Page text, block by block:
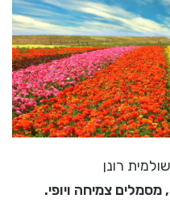
רונן
מסמלים צמיחה ויופי.